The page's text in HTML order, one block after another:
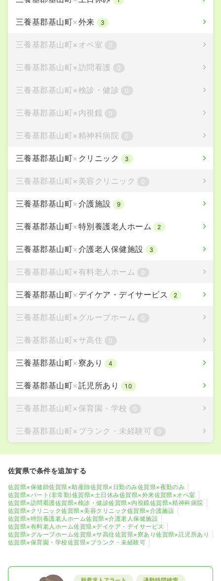
三養基郡基山町×外来 3
三養基郡基山町× オペ室 0
三養基郡基山町×訪問看護 0
三養基郡基山町×検診・健診 0
三養基郡基山町× 内視鏡 0
三養基郡基山町× 精神科病院 0
三養基郡基山町× クリニック 3
三養基郡基山町× 美容クリニック 0
三養基郡基山町×介護施設 9
三養基郡基山町×特別養護老人ホーム 2
三養基郡基山町×介護老人保健施設 3
三養基郡基山町× 有料老人ホーム 0
三養基郡基山町× デイケア・デイサービス 2
三養基郡基山町× グループホーム 0
三養基郡基山町× サ高住 0
三養基郡基山町×寮あり 4
三養基郡基山町×託児所あり 10
三養基郡基山町×保育園・学校 0
三養基郡基山町× ブランク・未経験可 0
佐賀県で条件を追加する
佐賀県×保健師佐賀県×助産師佐賀県×日勤のみ佐賀県×夜勤のみ
佐賀県×パート(非常勤)佐賀県×土日休み佐賀県×外来佐賀県×オペ室
佐賀県×訪問看護佐賀県×検診・健診佐賀県×内視鏡佐賀県×精神科病院
佐賀県×クリニック佐賀県×美容クリニック 佐賀県×介護施設
佐賀県×特別養護老人ホーム佐賀県×介護老人保健施設
佐賀県×有料老人ホーム佐賀県×デイケア・デイサービス
佐賀県×グループホーム佐賀県×サ高住佐賀県×寮あり佐賀県×託児所あり
佐賀県×保育園・学校佐賀県×ブランク・未経験可